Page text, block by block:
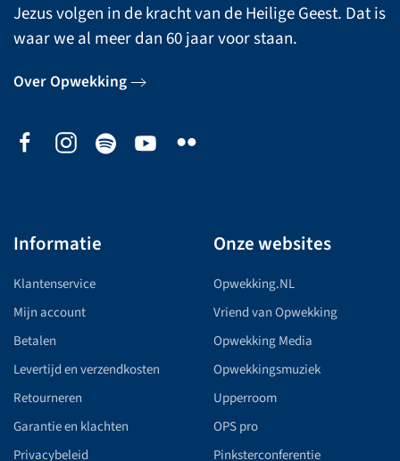
Jezus volgen in de kracht van de Heilige Geest. Dat is
waar we al meer dan 60 jaar voor staan.
Over Opwekking
Informatie
Klantenservice
Mijn account
Betalen
Levertijd en verzendkosten
Retourneren
Garantie en klachten
Privacybeleid
Onze websites
Opwekking.NL
Vriend van Opwekking
Opwekking Media
Opwekkingsmuziek
Upperroom
OPS pro
Pinksterconferentie